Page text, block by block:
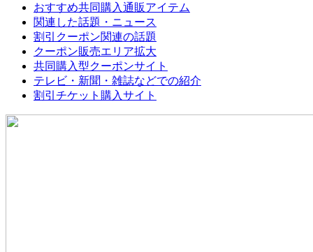
おすすめ共同購入通販アイテム
関連した話題・ニュース
割引クーポン関連の話題
クーポン販売エリア拡大
共同購入型クーポンサイト
テレビ・新聞・雑誌などでの紹介
割引チケット購入サイト